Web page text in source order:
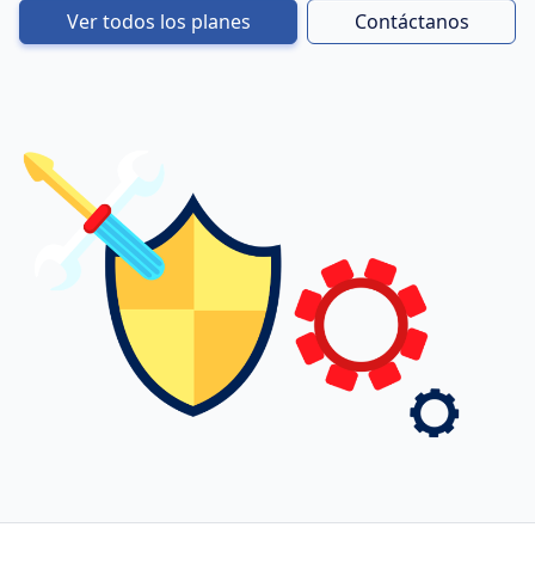
Ver todos los planes Contáctanos